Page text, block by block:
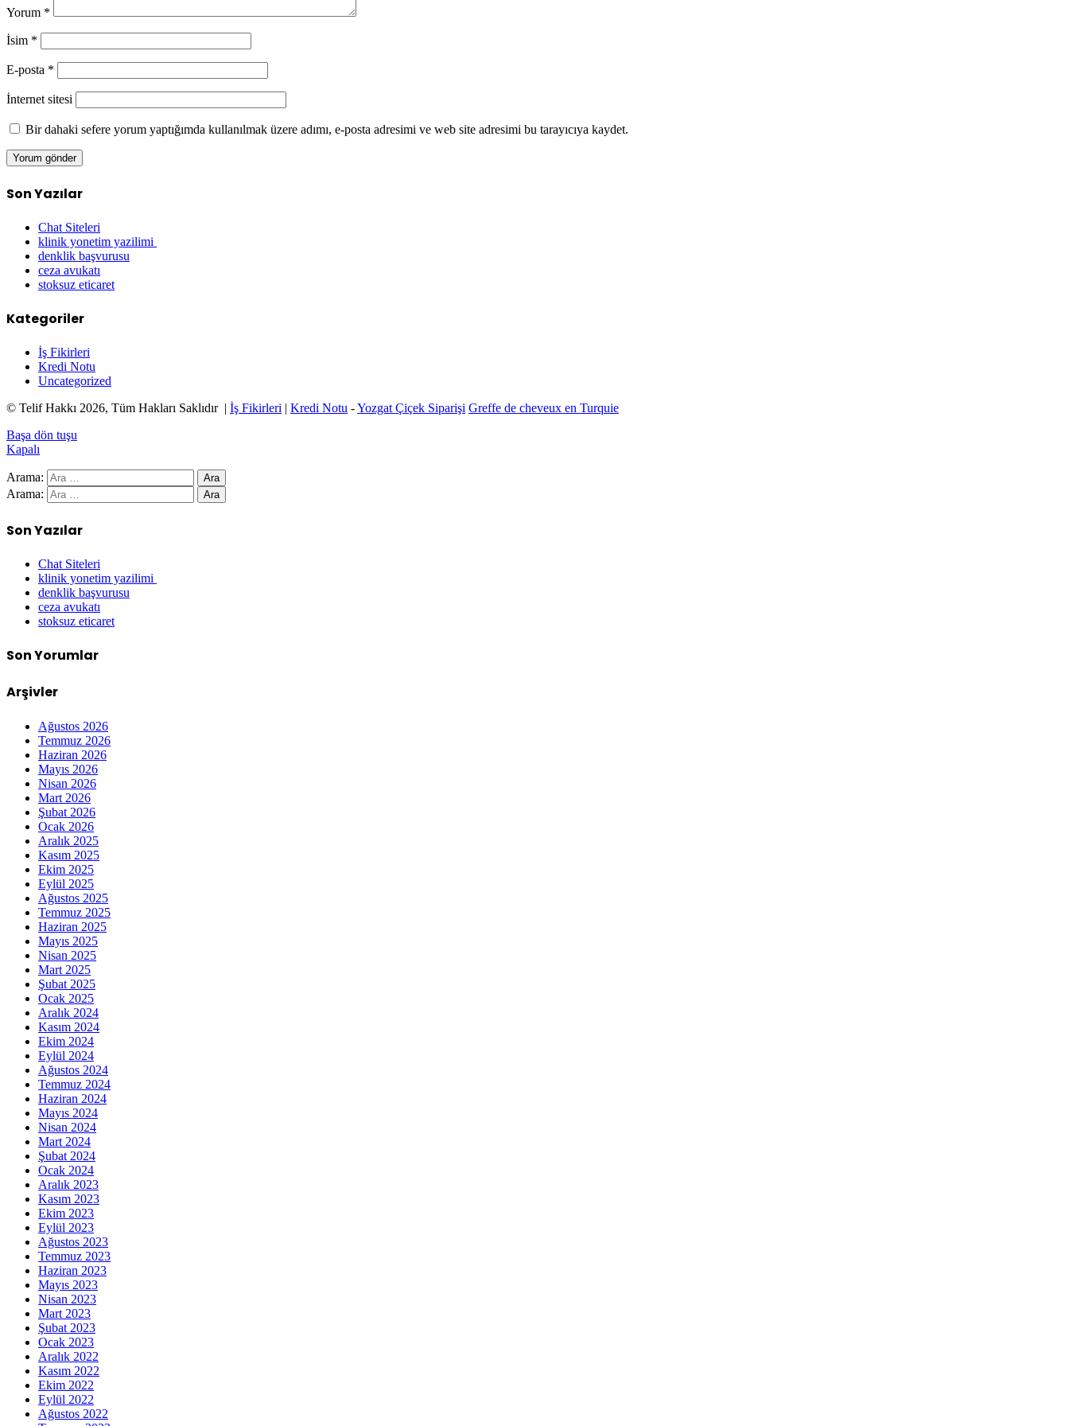
Yorum *
İsim *
E-posta *
İnternet sitesi
Bir dahaki sefere yorum yaptığımda kullanılmak üzere adımı, e-posta adresimi ve web site adresimi bu tarayıcıya kaydet.
Son Yazılar
Chat Siteleri
klinik yonetim yazilimi
denklik başvurusu
ceza avukatı
stoksuz eticaret
Kategoriler
İş Fikirleri
Kredi Notu
Uncategorized
© Telif Hakkı 2026, Tüm Hakları Saklıdır | İş Fikirleri | Kredi Notu -Yozgat Çiçek Siparişi Greffe de cheveux en Turquie
Başa dön tuşu
Kapalı
Arama:
Arama:
Son Yazılar
Chat Siteleri
klinik yonetim yazilimi
denklik başvurusu
ceza avukatı
stoksuz eticaret
Son Yorumlar
Arşivler
Ağustos 2026
Temmuz 2026
Haziran 2026
Mayıs 2026
Nisan 2026
Mart 2026
Şubat 2026
Ocak 2026
Aralık 2025
Kasım 2025
Ekim 2025
Eylül 2025
Ağustos 2025
Temmuz 2025
Haziran 2025
Mayıs 2025
Nisan 2025
Mart 2025
Şubat 2025
Ocak 2025
Aralık 2024
Kasım 2024
Ekim 2024
Eylül 2024
Ağustos 2024
Temmuz 2024
Haziran 2024
Mayıs 2024
Nisan 2024
Mart 2024
Şubat 2024
Ocak 2024
Aralık 2023
Kasım 2023
Ekim 2023
Eylül 2023
Ağustos 2023
Temmuz 2023
Haziran 2023
Mayıs 2023
Nisan 2023
Mart 2023
Şubat 2023
Ocak 2023
Aralık 2022
Kasım 2022
Ekim 2022
Eylül 2022
Ağustos 2022